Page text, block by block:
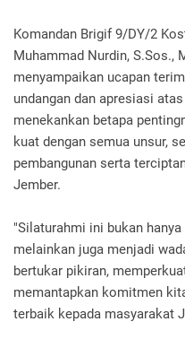
Komandan Brigif 9/DY/2
Muhammad Nurdin, S.Sos.,
menyampaikan ucapan
undangan dan apresiasi
menekankan betapa
kuat dengan semua unsur,
pembangunan serta
Jember.
"Silaturahmi ini bukan
melainkan juga menjadi
bertukar pikiran,
memantapkan komitmen
terbaik kepada masyarakat